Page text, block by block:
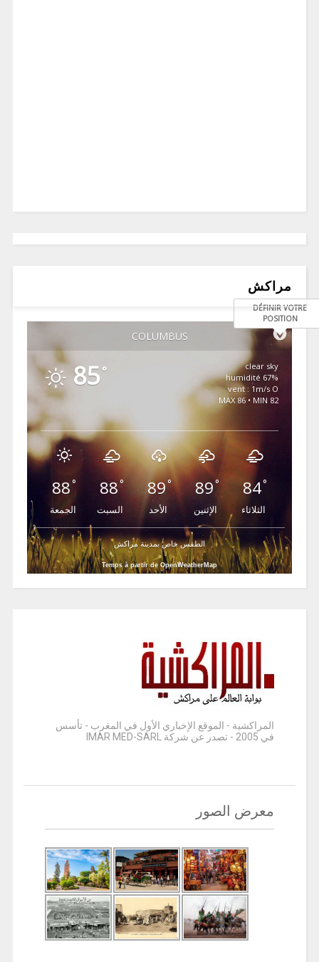
مراكش
COLUMBUS
DÉFINIR VOTRE
POSITION
85 °
clear sky
67% humidité
vent : 1m/s O
MAX 86 • MIN 82
88°
الجمعة
88°
السبت
89°
الأحد
89°
الإثنين
84°
الثلاثاء
الطقس خاص بمدينة مراكش
Temps à partir de OpenWeatherMap
المراكشية - الموقع الإخباري الأول في المغرب - تأسس
في 2005 - تصدر عن شركة IMAR MED-SARL
معرض الصور